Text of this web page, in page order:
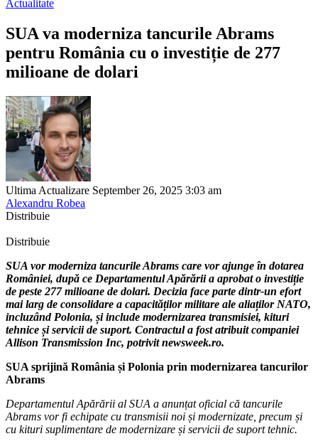
Actualitate
SUA va moderniza tancurile Abrams
pentru România cu o investiție de 277
milioane de dolari
Ultima Actualizare September 26, 2025 3:03 am
Alexandru Robea
Distribuie
Distribuie
SUA vor moderniza tancurile Abrams care vor ajunge în dotarea
României, după ce Departamentul Apărării a aprobat o investiție
de peste 277 milioane de dolari. Decizia face parte dintr-un efort
mai larg de consolidare a capacităților militare ale aliaților NATO,
incluzând Polonia, și include modernizarea transmisiei, kituri
tehnice și servicii de suport. Contractul a fost atribuit companiei
Allison Transmission Inc, potrivit newsweek.ro.
SUA sprijină România și Polonia prin modernizarea tancurilor
Abrams
Departamentul Apărării al SUA a anunțat oficial că tancurile
Abrams vor fi echipate cu transmisii noi și modernizate, precum și
cu kituri suplimentare de modernizare și servicii de suport tehnic.